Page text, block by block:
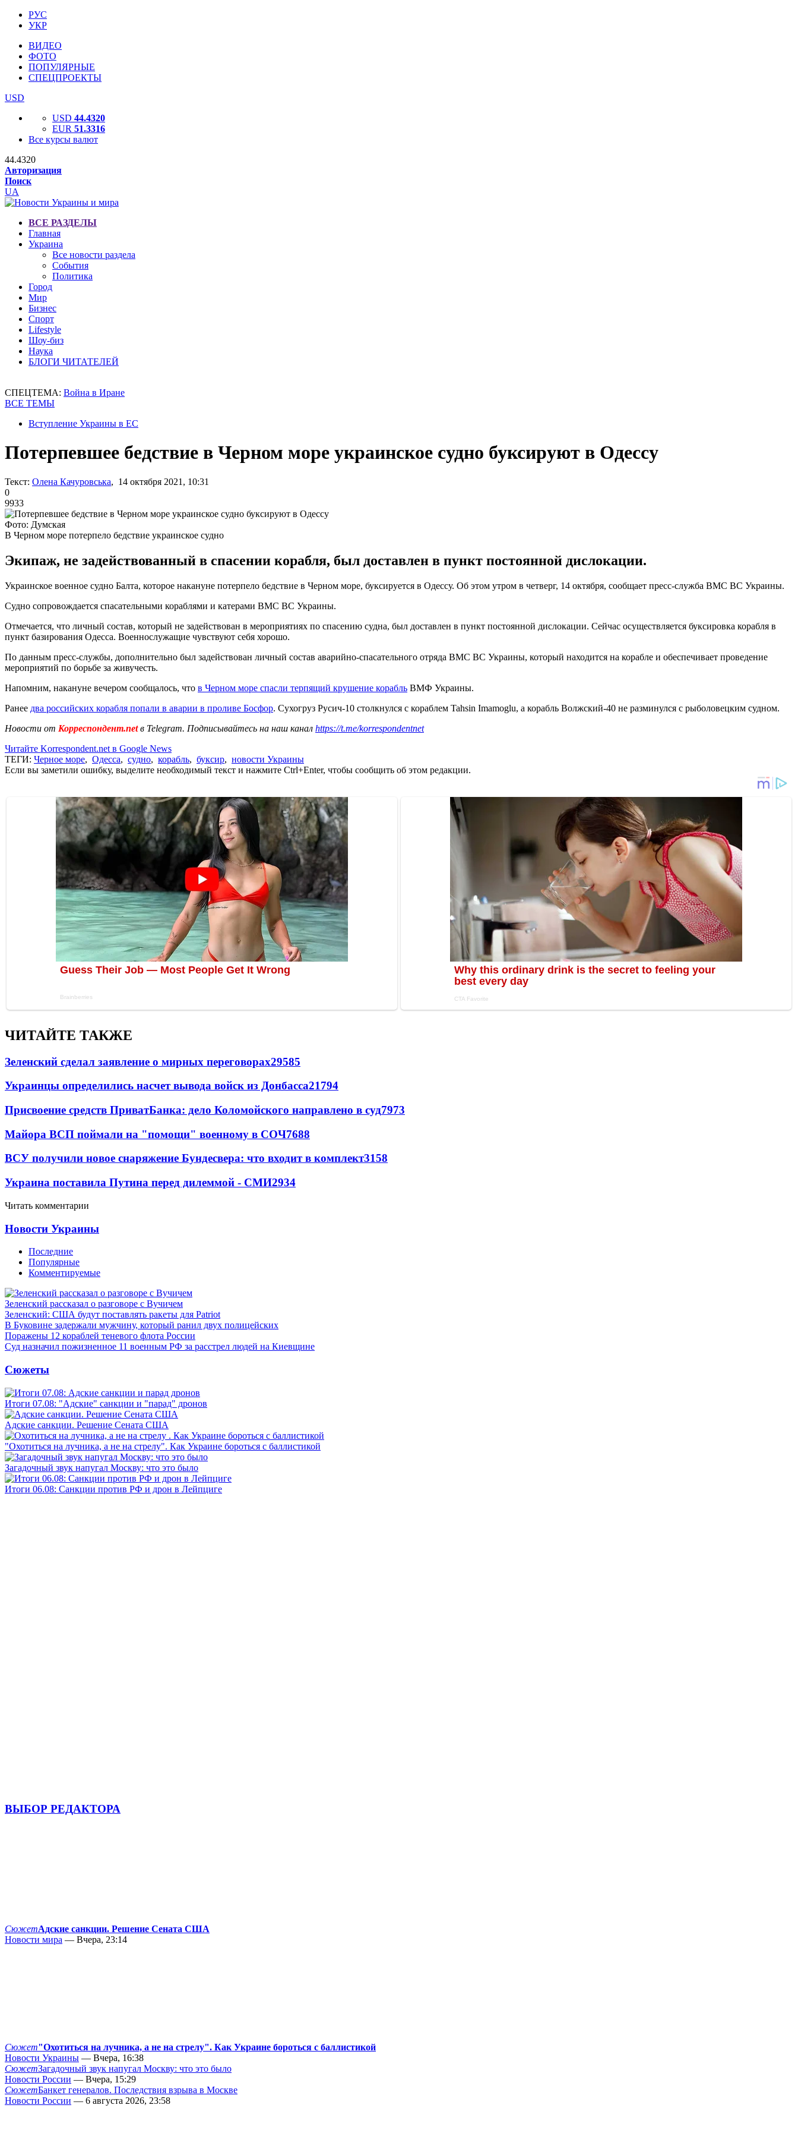
РУС
УКР
ВИДЕО
ФОТО
ПОПУЛЯРНЫЕ
СПЕЦПРОЕКТЫ
USD
USD 44.4320
EUR 51.3316
Все курсы валют
44.4320
Авторизация
Поиск
UA
ВСЕ РАЗДЕЛЫ
Главная
Украина
Все новости раздела
События
Политика
Город
Мир
Бизнес
Спорт
Lifestyle
Шоу-биз
Наука
БЛОГИ ЧИТАТЕЛЕЙ
СПЕЦТЕМА: Война в Иране
ВСЕ ТЕМЫ
Вступление Украины в ЕС
Потерпевшее бедствие в Черном море украинское судно буксируют в Одессу
Текст: Олена Качуровська, 14 октября 2021, 10:31
0
9933
Фото: Думская
В Черном море потерпело бедствие украинское судно
Экипаж, не задействованный в спасении корабля, был доставлен в пункт постоянной дислокации.
Украинское военное судно Балта, которое накануне потерпело бедствие в Черном море, буксируется в Одессу. Об этом утром в четверг, 14 октября, сообщает пресс-служба ВМС ВС Украины.
Судно сопровождается спасательными кораблями и катерами ВМС ВС Украины.
Отмечается, что личный состав, который не задействован в мероприятиях по спасению судна, был доставлен в пункт постоянной дислокации. Сейчас осуществляется буксировка корабля в
пункт базирования Одесса. Военнослужащие чувствуют себя хорошо.
По данным пресс-службы, дополнительно был задействован личный состав аварийно-спасательного отряда ВМС ВС Украины, который находится на корабле и обеспечивает проведение
мероприятий по борьбе за живучесть.
Напомним, накануне вечером сообщалось, что в Черном море спасли терпящий крушение корабль ВМФ Украины.
Ранее два российских корабля попали в аварии в проливе Босфор. Сухогруз Русич-10 столкнулся с кораблем Tahsin Imamoglu, а корабль Волжский-40 не разминулся с рыболовецким судном.
Новости от Корреспондент.netв Telegram. Подписывайтесь на наш канал https://t.me/korrespondentnet
Читайте Korrespondent.net в Google News
ТЕГИ: Черное море, Одесса, судно, корабль, буксир, новости Украины
Если вы заметили ошибку, выделите необходимый текст и нажмите Ctrl+Enter, чтобы сообщить об этом редакции.
ЧИТАЙТЕ ТАКЖЕ
Зеленский сделал заявление о мирных переговорах29585
Украинцы определились насчет вывода войск из Донбасса21794
Присвоение средств ПриватБанка: дело Коломойского направлено в суд7973
Майора ВСП поймали на "помощи" военному в СОЧ7688
ВСУ получили новое снаряжение Бундесвера: что входит в комплект3158
Украина поставила Путина перед дилеммой - СМИ2934
Читать комментарии
Новости Украины
Последние
Популярные
Комментируемые
Зеленский рассказал о разговоре с Вучичем
Зеленский: США будут поставлять ракеты для Patriot
В Буковине задержали мужчину, который ранил двух полицейских
Поражены 12 кораблей теневого флота России
Суд назначил пожизненное 11 военным РФ за расстрел людей на Киевщине
Сюжеты
Итоги 07.08: "Адские" санкции и "парад" дронов
Адские санкции. Решение Сената США
"Охотиться на лучника, а не на стрелу". Как Украине бороться с баллистикой
Загадочный звук напугал Москву: что это было
Итоги 06.08: Санкции против РФ и дрон в Лейпциге
ВЫБОР РЕДАКТОРА
СюжетАдские санкции. Решение Сената США
Новости мира — Вчера, 23:14
Сюжет"Охотиться на лучника, а не на стрелу". Как Украине бороться с баллистикой
Новости Украины — Вчера, 16:38
СюжетЗагадочный звук напугал Москву: что это было
Новости России — Вчера, 15:29
СюжетБанкет генералов. Последствия взрыва в Москве
Новости России — 6 августа 2026, 23:58